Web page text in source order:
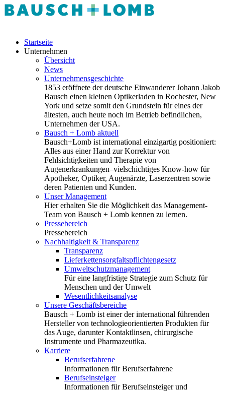
Startseite
Unternehmen
Übersicht
News
Unternehmensgeschichte
1853 eröffnete der deutsche Einwanderer Johann Jakob
Bausch einen kleinen Optikerladen in Rochester, New
York und setze somit den Grundstein für eines der
ältesten, auch heute noch im Betrieb befindlichen,
Unternehmen der USA.
Bausch + Lomb aktuell
Bausch+Lomb ist international einzigartig positioniert:
Alles aus einer Hand zur Korrektur von
Fehlsichtigkeiten und Therapie von
Augenerkrankungen–vielschichtiges Know-how für
Apotheker, Optiker, Augenärzte, Laserzentren sowie
deren Patienten und Kunden.
Unser Management
Hier erhalten Sie die Möglichkeit das Management-
Team von Bausch + Lomb kennen zu lernen.
Pressebereich
Pressebereich
Nachhaltigkeit & Transparenz
Transparenz
Lieferkettensorgfaltspflichtengesetz
Umweltschutzmanagement
Für eine langfristige Strategie zum Schutz für
Menschen und der Umwelt
Wesentlichkeitsanalyse
Unsere Geschäftsbereiche
Bausch + Lomb ist einer der international führenden
Hersteller von technologieorientierten Produkten für
das Auge, darunter Kontaktlinsen, chirurgische
Instrumente und Pharmazeutika.
Karriere
Berufserfahrene
Informationen für Berufserfahrene
Berufseinsteiger
Informationen für Berufseinsteiger und